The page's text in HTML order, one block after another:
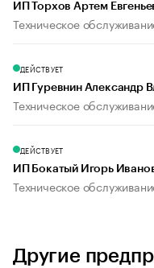
ИП Торхов Артем
Техническое
ДЕЙСТВУЕТ
ИП Гуревнин Александр
Техническое
ДЕЙСТВУЕТ
ИП Бокатый Игорь
Техническое
Другие